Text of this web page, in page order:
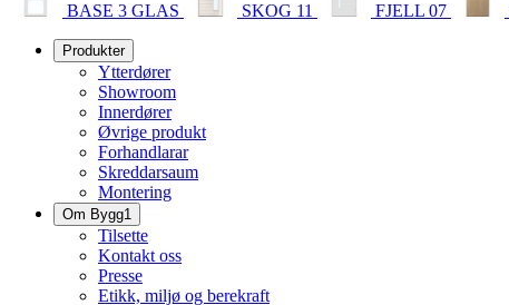
BASE 3 GLAS SKOG 11 FJELL 07
Produkter
Ytterdører
Showroom
Innerdører
Øvrige produkt
Forhandlarar
Skreddarsaum
Montering
Om Bygg1
Tilsette
Kontakt oss
Presse
Etikk, miljø og berekraft